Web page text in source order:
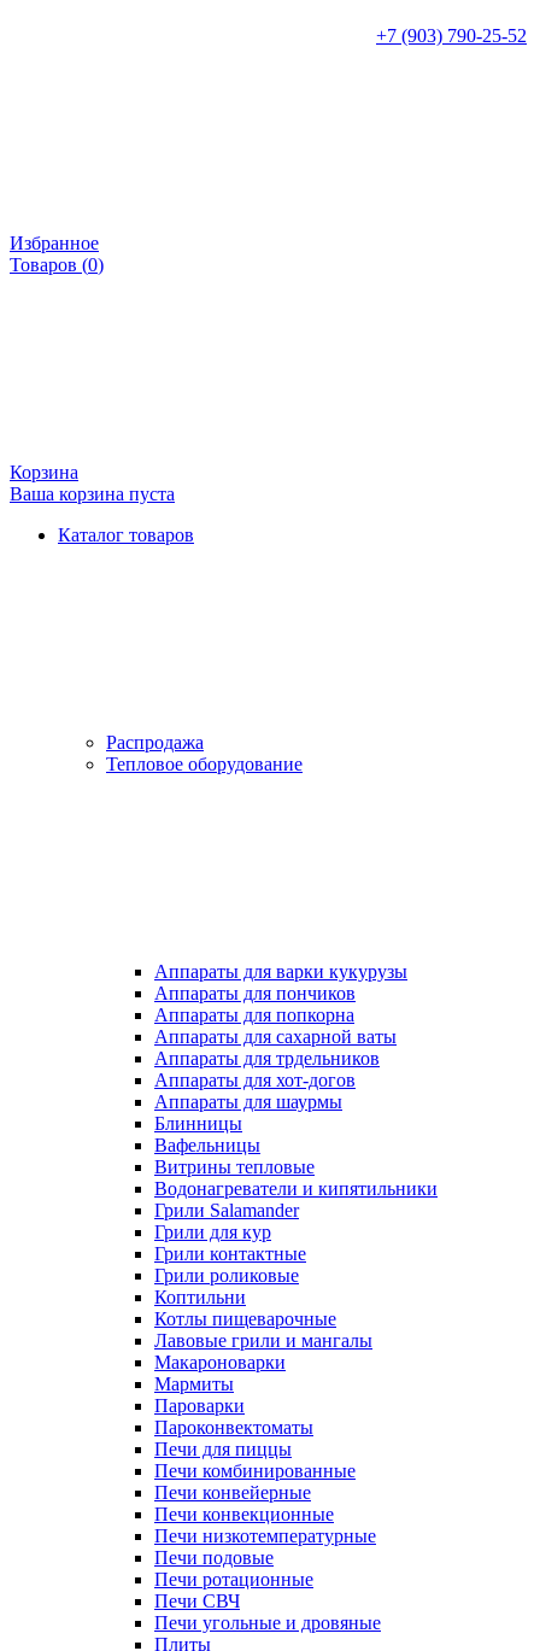
+7 (903) 790-25-52
Избранное
Товаров (0)
Корзина
Ваша корзина пуста
Каталог товаров
Распродажа
Тепловое оборудование
Аппараты для варки кукурузы
Аппараты для пончиков
Аппараты для попкорна
Аппараты для сахарной ваты
Аппараты для трдельников
Аппараты для хот-догов
Аппараты для шаурмы
Блинницы
Вафельницы
Витрины тепловые
Водонагреватели и кипятильники
Грили Salamander
Грили для кур
Грили контактные
Грили роликовые
Коптильни
Котлы пищеварочные
Лавовые грили и мангалы
Макароноварки
Мармиты
Пароварки
Пароконвектоматы
Печи для пиццы
Печи комбинированные
Печи конвейерные
Печи конвекционные
Печи низкотемпературные
Печи подовые
Печи ротационные
Печи СВЧ
Печи угольные и дровяные
Плиты